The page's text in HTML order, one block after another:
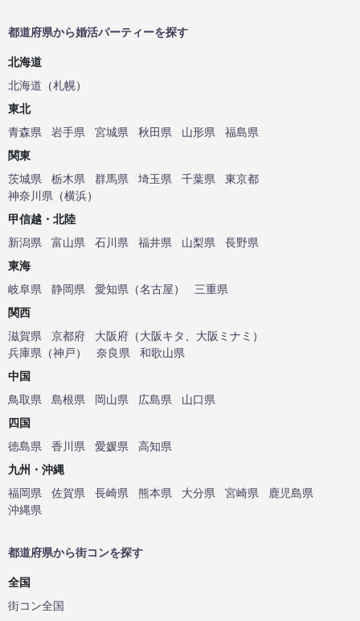
都道府県から婚活パーティーを探す
北海道
北海道 （札幌）
東北
青森県
岩手県 宮城県 秋田県 山形県
福島県
関東
茨城県
栃木県 群馬県 埼玉県 千葉県
東京都
神奈川県 （横浜）
甲信越・北陸
新潟県
富山県 石川県 福井県 山梨県
長野県
東海
岐阜県
静岡県 愛知県 （名古屋）
三重県
関西
滋賀県
京都府 大阪府 （大阪キタ 大阪ミナミ ）
兵庫県 （神戸） 奈良県
和歌山県
中国
鳥取県
島根県 岡山県 広島県
山口県
四国
徳島県
香川県 愛媛県
高知県
九州・沖縄
福岡県
佐賀県 長崎県 熊本県 大分県 宮崎県
鹿児島県
沖縄県
都道府県から街コンを探す
全国
街コン全国